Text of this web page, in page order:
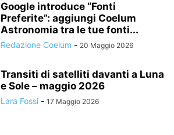
Google introduce “Fonti
Preferite”: aggiungi Coelum
Astronomia tra le tue fonti...
Redazione Coelum - 20 Maggio 2026
Transiti di satelliti davanti a Luna
e Sole – maggio 2026
Lara Fossi - 17 Maggio 2026